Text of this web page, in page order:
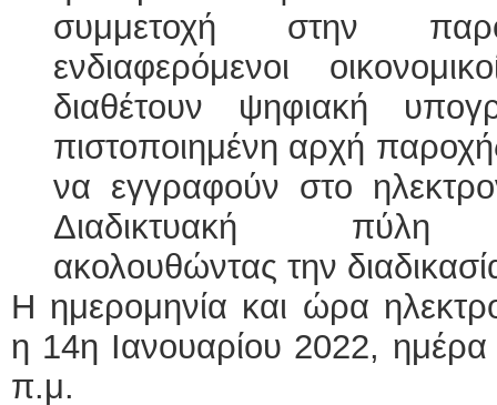
συμμετοχή στην
ενδιαφερόμενοι
διαθέτουν ψηφιακή
πιστοποιημένη αρχή
να εγγραφούν στο
Διαδικτυακή
ακολουθώντας την
Η ημερομηνία και ώρα
η 14η Ιανουαρίου 2022,
π.μ.